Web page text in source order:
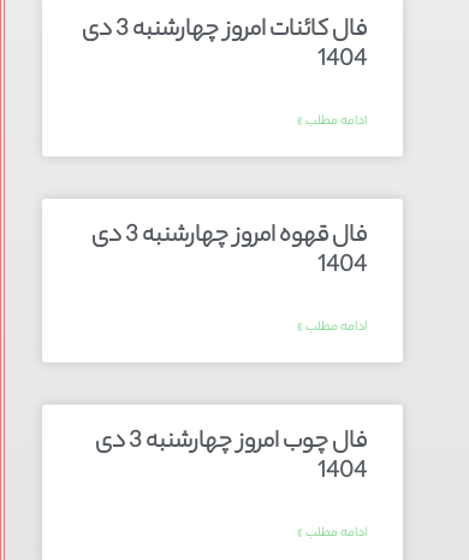
فال کائنات امروز چهارشنبه 3 دی
1404
ادامه مطلب »
فال قهوه امروز چهارشنبه 3 دی
1404
ادامه مطلب »
فال چوب امروز چهارشنبه 3 دی
1404
ادامه مطلب »